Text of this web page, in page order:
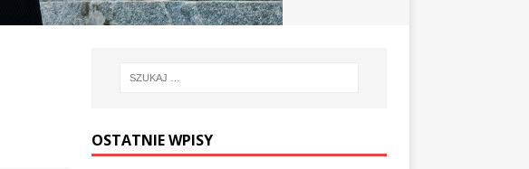
OSTATNIE WPISY